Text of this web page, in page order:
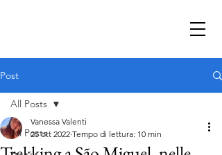
Post
All Posts
All Posts
Vanessa Valenti
25 ott 2022 Tempo di lettura: 10 min